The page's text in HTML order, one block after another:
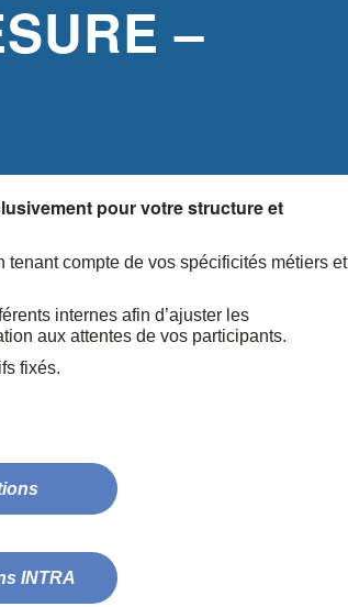
–
pour votre structure et
tenant compte de vos spécificités métiers et
internes afin d’ajuster les
aux attentes de vos participants.
fixés.
INTRA